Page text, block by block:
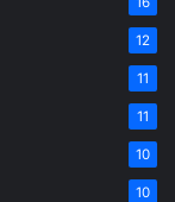
12
11
11
10
10